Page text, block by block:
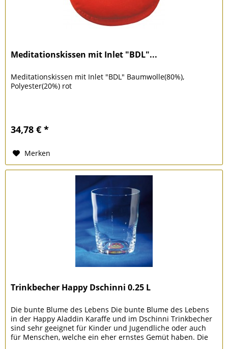
Meditationskissen mit Inlet "BDL"...
Meditationskissen mit Inlet "BDL" Baumwolle(80%),
Polyester(20%) rot
34,78 € *
Merken
Trinkbecher Happy Dschinni 0.25 L
Die bunte Blume des Lebens Die bunte Blume des Lebens
in der Happy Aladdin Karaffe und im Dschinni Trinkbecher
sind sehr geeignet für Kinder und Jugendliche oder auch
für Menschen, welche ein eher ernstes Gemüt haben. Die